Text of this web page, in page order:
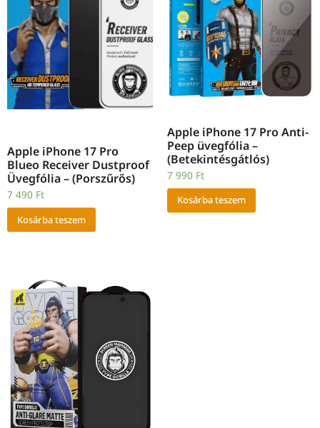
Apple iPhone 17 Pro
Blueo Receiver Dustproof
Üvegfólia – (Porszűrős)
7 490 Ft
Kosárba teszem
Apple iPhone 17 Pro Anti-
Peep üvegfólia –
(Betekintésgátlós)
7 990 Ft
Kosárba teszem